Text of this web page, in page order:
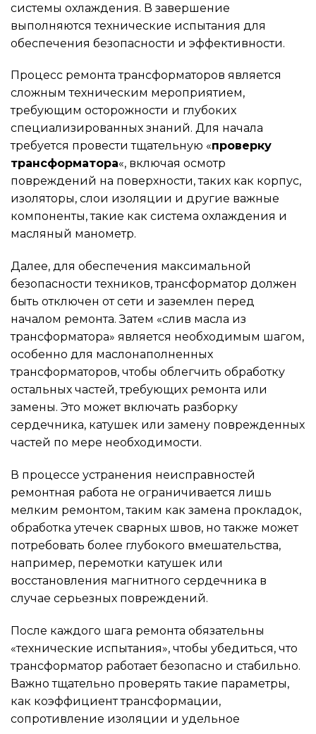
системы охлаждения. В завершение
выполняются технические испытания для
обеспечения безопасности и эффективности.
Процесс ремонта трансформаторов является
сложным техническим мероприятием,
требующим осторожности и глубоких
специализированных знаний. Для начала
требуется провести тщательную «проверку
трансформатора«, включая осмотр
повреждений на поверхности, таких как корпус,
изоляторы, слои изоляции и другие важные
компоненты, такие как система охлаждения и
масляный манометр.
Далее, для обеспечения максимальной
безопасности техников, трансформатор должен
быть отключен от сети и заземлен перед
началом ремонта. Затем «слив масла из
трансформатора» является необходимым шагом,
особенно для маслонаполненных
трансформаторов, чтобы облегчить обработку
остальных частей, требующих ремонта или
замены. Это может включать разборку
сердечника, катушек или замену поврежденных
частей по мере необходимости.
В процессе устранения неисправностей
ремонтная работа не ограничивается лишь
мелким ремонтом, таким как замена прокладок,
обработка утечек сварных швов, но также может
потребовать более глубокого вмешательства,
например, перемотки катушек или
восстановления магнитного сердечника в
случае серьезных повреждений.
После каждого шага ремонта обязательны
«технические испытания», чтобы убедиться, что
трансформатор работает безопасно и стабильно.
Важно тщательно проверять такие параметры,
как коэффициент трансформации,
сопротивление изоляции и удельное